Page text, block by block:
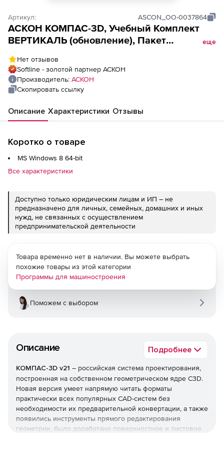
Артикул: ASCON_ОО-0037864
АСКОН КОМПАС-3D, Учебный Комплект
ВЕРТИКАЛЬ (обновление), Пакет
версии 2018.3
еще
Нет отзывов
Softline - золотой партнер АСКОН
Производитель: АСКОН
Скопировать ссылку
Описание Характеристики Отзывы
Коротко о товаре
MS Windows 8 64-bit
Все характеристики
Доступно только юридическим лицам и ИП – не
предназначено для личных, семейных, домашних и иных
нужд, не связанных с осуществлением
предпринимательской деятельности
Описание Подробнее
КОМПАС-3D v21 – российская система проектирования,
построенная на собственном геометрическом ядре C3D.
Новая версия умеет напрямую читать форматы
практически всех популярных CAD-систем без
необходимости их предварительной конвертации, а также
появились инструменты прямого редактирования
геометрии, было доработано поверхностное и листовое
Товара временно нет в наличии. Вы можете выбрать
похожие товары из этой категории
Программы для машиностроения
Поможем с выбором